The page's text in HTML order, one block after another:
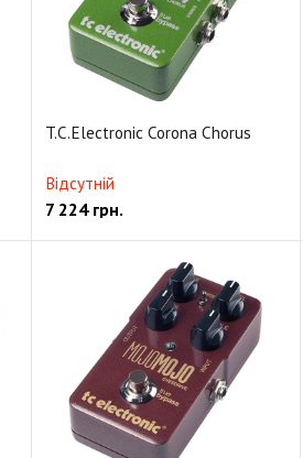
T.C.Electronic Corona Chorus
Відсутній
7 224грн.